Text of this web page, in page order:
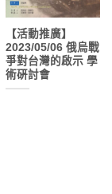
【活動推廣】
2023/05/06 俄烏戰
爭對台灣的啟示 學
術硏討會